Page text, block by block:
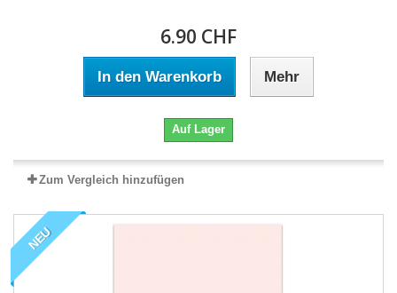
6.90 CHF
In den Warenkorb Mehr
Auf Lager
Zum Vergleich hinzufügen
NEU